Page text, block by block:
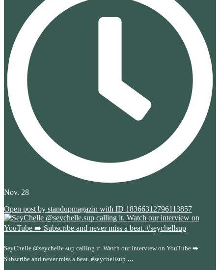
Nov. 28
Open post by standupmagazin with ID 18366312796113857
SeyChelle @seychelle.sup calling it. Watch our interview on YouTube ➡️
Subscribe and never miss a beat. #seychellsup ...